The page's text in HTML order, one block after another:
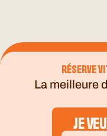
RÉSERVE
La meilleure
JE